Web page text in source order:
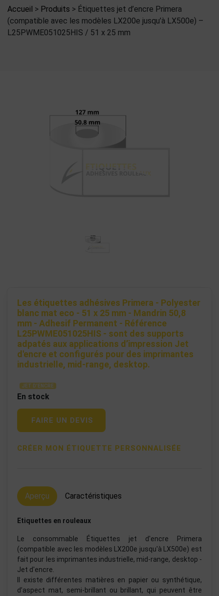
Accueil > Produits > Étiquettes jet d’encre Primera
(compatible avec les modèles LX200e jusqu’à LX500e) –
L25PWME051025HIS / 51 x 25 mm
Les étiquettes adhésives Primera - Polyester
blanc mat eco - 51 x 25 mm - Mandrin 50,8
mm - Adhesif Permanent - Référence
L25PWME051025HIS - sont des supports
adpatés aux applications d’impression Jet
d'encre et configurés pour des imprimantes
industrielle, mid-range, desktop.
JET D'ENCRE
En stock
FAIRE UN DEVIS
CRÉER MON ÉTIQUETTE PERSONNALISÉE
Aperçu Caractéristiques
Etiquettes en rouleaux
Le consommable Étiquettes jet d'encre Primera
(compatible avec les modèles LX200e jusqu'à LX500e) est
fait pour les imprimantes industrielle, mid-range, desktop -
Jet d'encre.
Il existe différentes matières en papier ou synthétique,
d’aspect mat, semi-brillant ou brillant, qui peuvent être